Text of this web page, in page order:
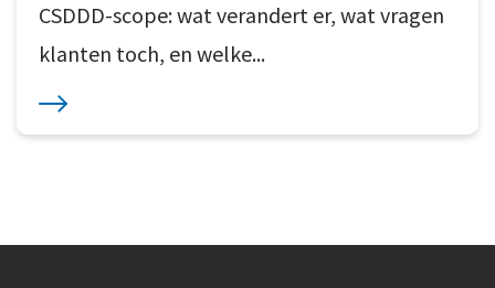
CSDDD-scope: wat verandert er, wat vragen
klanten toch, en welke...